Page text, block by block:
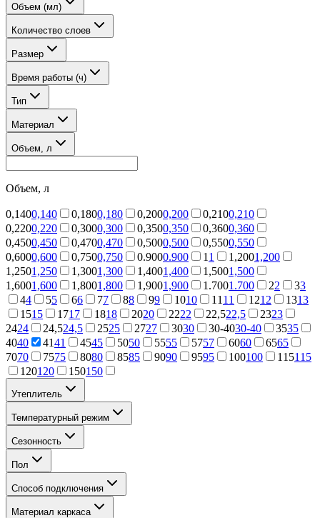
Объем (мл)
Количество слоев
Размер
Время работы (ч)
Тип
Материал
Объем, л
Объем, л
0,1400,140 0,1800,180 0,2000,200 0,2100,210
0,2200,220 0,3000,300 0,3500,350 0,3600,360
0,4500,450 0,4700,470 0,5000,500 0,5500,550
0,6000,600 0,7500,750 0.9000.900 1 1 1,2001,200
1,2501,250 1,3001,300 1,4001,400 1,5001,500
1,6001,600 1,8001,800 1,9001,900 1.7001.700 22 33
44 55 66 77 88 99 1010 11 11 1212 1313
1515 1717 1818 2020 2222 22,522,5 2323
2424 24,524,5 2525 2727 3030 30-4030-40 3535
4040 4141 4545 5050 5555 5757 6060 6565
7070 7575 8080 8585 9090 9595 100100 115115
120120 150150
Утеплитель
Температурный режим
Сезонность
Пол
Способ подключения
Материал каркаса